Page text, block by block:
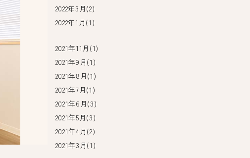
2022年3月(2)
2022年1月(1)
2021年11月(1)
2021年9月(1)
2021年8月(1)
2021年7月(1)
2021年6月(3)
2021年5月(3)
2021年4月(2)
2021年3月(1)